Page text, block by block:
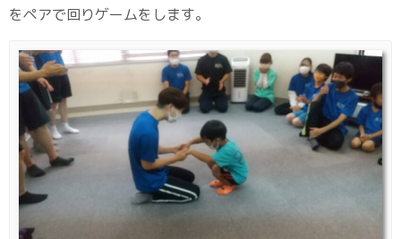
をペアで回りゲームをします。